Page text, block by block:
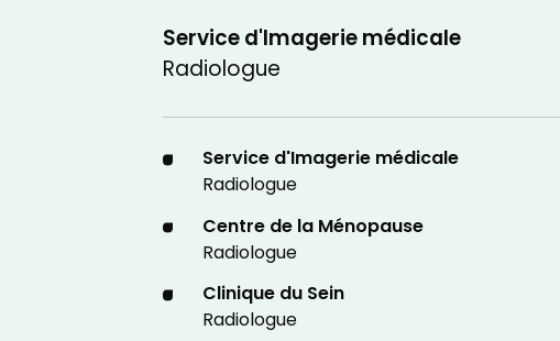
Service d'Imagerie médicale
Radiologue
Service d'Imagerie médicale
Radiologue
Centre de la Ménopause
Radiologue
Clinique du Sein
Radiologue